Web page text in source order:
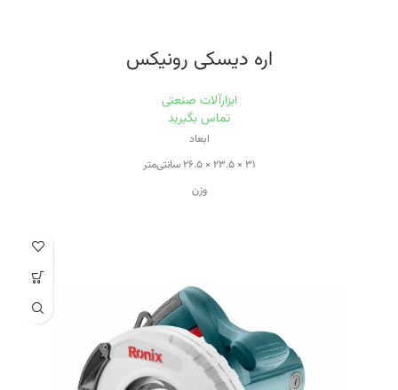
اره دیسکی رونیکس
ابزارآلات صنعتی
تماس بگیرید
ابعاد
۳۱ × ۲۳.۵ × ۲۶.۵ سانتی‌متر
وزن
منبع تغذیه
برق
سرعت حرکت آزاد
۶۰۰۰ دور بر دقیقه